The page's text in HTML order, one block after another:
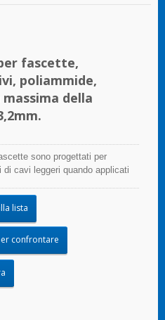
fascette,
poliammide,
della
sono progettati per
di cavi leggeri quando applicati
grasso.
lista
confrontare